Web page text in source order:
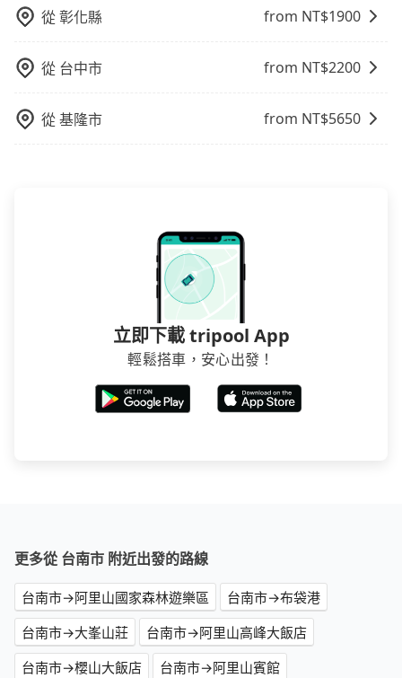
就顯得非常不便。
按照包車時間和里程、車型來計費，價格在網站上公開
透明，方便客戶可以更加準確地了解行程所需時間和費
用。
從彰化縣 from NT$1900
從 台中市 from NT$2200
從基隆市 from NT$5650
立即下載 tripool App
輕鬆搭車，安心出發！
更多從 台南市 附近出發的路線
台南市→阿里山國家森林遊樂區
台南市→布袋港
台南市→大峯山莊
台南市→阿里山高峰大飯店
台南市→櫻山大飯店
台南市→阿里山賓館